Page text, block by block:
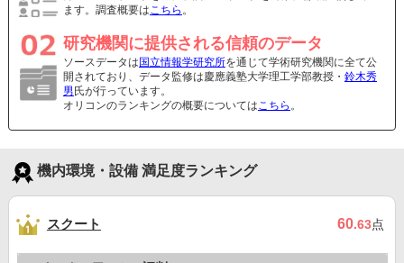
ます。調査概要はこちら 。
研究機関に提供される信頼のデータ
ソースデータは 国立情報学研究所を通じて学術研究機関に全て公
開されており、データ監修は慶應義塾大学理工学部教授・ 鈴木秀
男 氏が行っています。
オリコンのランキングの概要についてはこちら 。
機内環境・設備 満足度ランキング
スクート 60.63点